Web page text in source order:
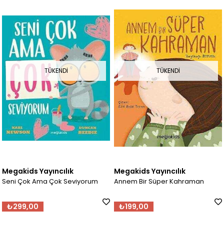
TÜKENDI
Megakids Yayıncılık
Seni Çok Ama Çok Seviyorum
₺299,00
TÜKENDI
Megakids Yayıncılık
Annem Bir Süper Kahraman
₺199,00